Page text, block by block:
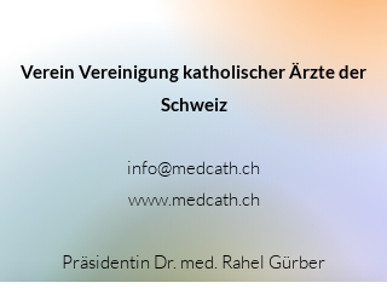
Verein Vereinigung katholischer Ärzte der
Schweiz
info@medcath.ch
www.medcath.ch
Präsidentin Dr. med. Rahel Gürber